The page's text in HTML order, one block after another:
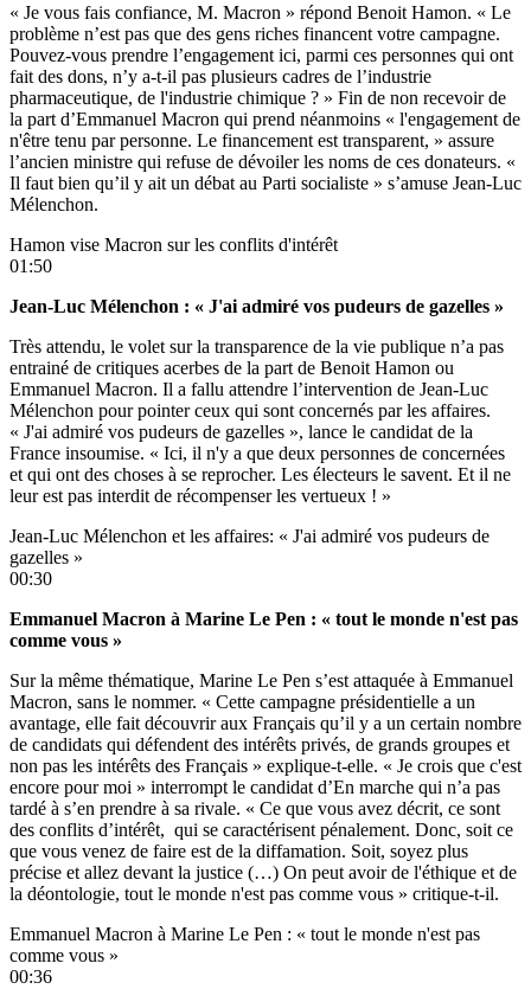
« Je vous fais confiance, M. Macron » répond Benoit Hamon. « Le
problème n’est pas que des gens riches financent votre campagne.
Pouvez-vous prendre l’engagement ici, parmi ces personnes qui ont
fait des dons, n’y a-t-il pas plusieurs cadres de l’industrie
pharmaceutique, de l'industrie chimique ? » Fin de non recevoir de
la part d’Emmanuel Macron qui prend néanmoins « l'engagement de
n'être tenu par personne. Le financement est transparent, » assure
l’ancien ministre qui refuse de dévoiler les noms de ces donateurs. «
Il faut bien qu’il y ait un débat au Parti socialiste » s’amuse Jean-Luc
Mélenchon.
Hamon vise Macron sur les conflits d'intérêt
01:50
Jean-Luc Mélenchon : « J'ai admiré vos pudeurs de gazelles »
Très attendu, le volet sur la transparence de la vie publique n’a pas
entrainé de critiques acerbes de la part de Benoit Hamon ou
Emmanuel Macron. Il a fallu attendre l’intervention de Jean-Luc
Mélenchon pour pointer ceux qui sont concernés par les affaires.
« J'ai admiré vos pudeurs de gazelles », lance le candidat de la
France insoumise. « Ici, il n'y a que deux personnes de concernées
et qui ont des choses à se reprocher. Les électeurs le savent. Et il ne
leur est pas interdit de récompenser les vertueux ! »
Jean-Luc Mélenchon et les affaires: « J'ai admiré vos pudeurs de
gazelles »
00:30
Emmanuel Macron à Marine Le Pen : « tout le monde n'est pas
comme vous »
Sur la même thématique, Marine Le Pen s’est attaquée à Emmanuel
Macron, sans le nommer. « Cette campagne présidentielle a un
avantage, elle fait découvrir aux Français qu’il y a un certain nombre
de candidats qui défendent des intérêts privés, de grands groupes et
non pas les intérêts des Français » explique-t-elle. « Je crois que c'est
encore pour moi » interrompt le candidat d’En marche qui n’a pas
tardé à s’en prendre à sa rivale. « Ce que vous avez décrit, ce sont
des conflits d’intérêt, qui se caractérisent pénalement. Donc, soit ce
que vous venez de faire est de la diffamation. Soit, soyez plus
précise et allez devant la justice (…) On peut avoir de l'éthique et de
la déontologie, tout le monde n'est pas comme vous » critique-t-il.
Emmanuel Macron à Marine Le Pen : « tout le monde n'est pas
comme vous »
00:36